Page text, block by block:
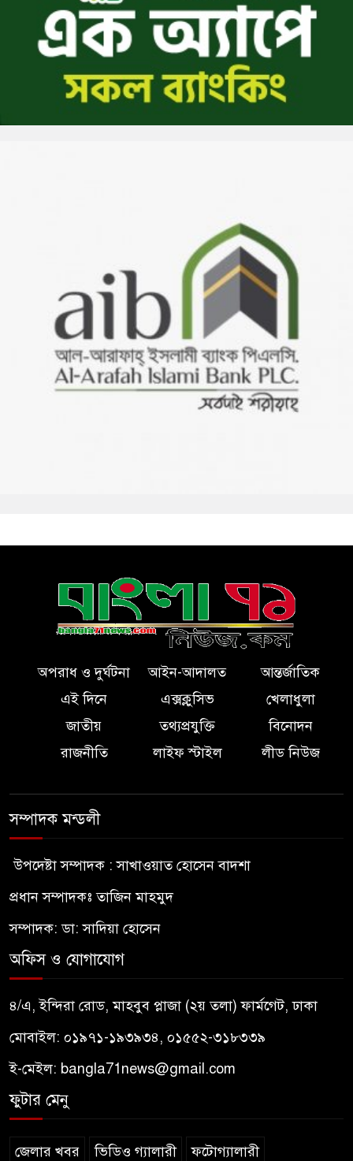
অপরাধ ও দুর্ঘটনা আইন-আদালত
আন্তর্জাতিক
এই দিনে
এক্সক্লুসিভ
খেলাধুলা
জাতীয়
তথ্যপ্রযুক্তি
বিনোদন
রাজনীতি
লাইফ স্টাইল লীড নিউজ
সম্পাদক মন্ডলী
উপদেষ্টা সম্পাদক : সাখাওয়াত হোসেন বাদশা
প্রধান সম্পাদকঃ তাজিন মাহমুদ
সম্পাদক: ডা: সাদিয়া হোসেন
অফিস ও যোগাযোগ
৪/এ, ইন্দিরা রোড, মাহবুব প্লাজা (২য় তলা) ফার্মগেট, ঢাকা
মোবাইল: ০১৯৭১-১৯৩৯৩৪, ০১৫৫২-৩১৮৩৩৯
ই-মেইল: bangla71news@gmail.com
ফুটার মেনু
জেলার খবর ভিডিও গ্যালারী ফটোগ্যালারী